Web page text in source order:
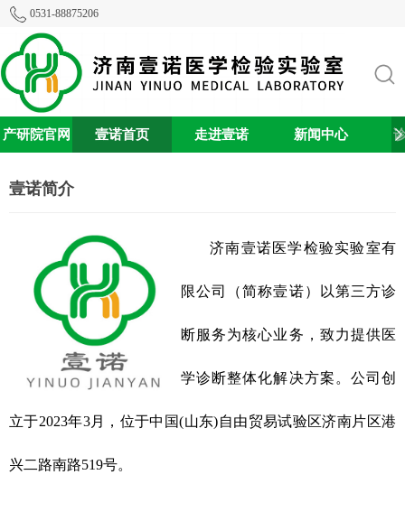
0531-88875206
产研院官网 壹诺首页 走进壹诺 新闻中心
壹诺简介
济南壹诺医学检验实验室有
限公司（简称壹诺）以第三方诊
断服务为核心业务，致力提供医
学诊断整体化解决方案。公司创
立于2023年3月，位于中国(山东)自由贸易试验区济南片区港
兴二路南路519号。